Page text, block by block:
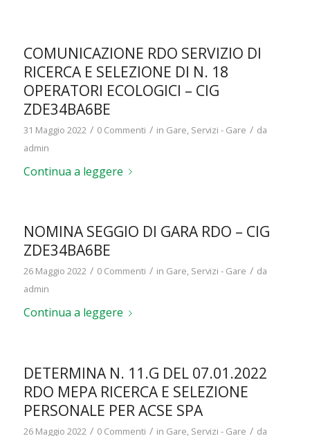
COMUNICAZIONE RDO SERVIZIO DI
RICERCA E SELEZIONE DI N. 18
OPERATORI ECOLOGICI – CIG
ZDE34BA6BE
31 Maggio 2022 / 0 Commenti / in Gare Servizi - Gare / da
admin
Continua a leggere
NOMINA SEGGIO DI GARA RDO – CIG
ZDE34BA6BE
26 Maggio 2022 / 0 Commenti / in Gare, Servizi - Gare / da
admin
Continua a leggere
DETERMINA N. 11.G DEL 07.01.2022
RDO MEPA RICERCA E SELEZIONE
PERSONALE PER ACSE SPA
26 Maggio 2022 / 0 Commenti / in Gare, Servizi - Gare / da